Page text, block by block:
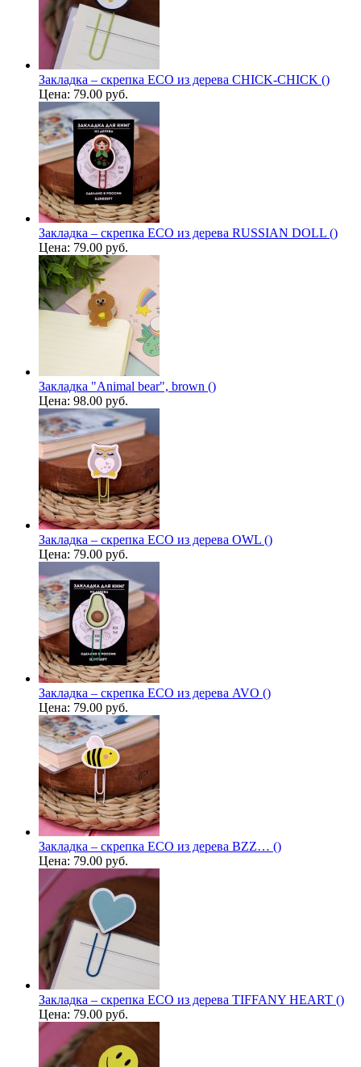
Закладка – скрепка ECO из дерева CHICK-CHICK ()
Цена: 79.00 руб.
Закладка – скрепка ECO из дерева RUSSIAN DOLL ()
Цена: 79.00 руб.
Закладка "Animal bear", brown ()
Цена: 98.00 руб.
Закладка – скрепка ECO из дерева OWL ()
Цена: 79.00 руб.
Закладка – скрепка ECO из дерева AVO ()
Цена: 79.00 руб.
Закладка – скрепка ECO из дерева BZZ… ()
Цена: 79.00 руб.
Закладка – скрепка ECO из дерева TIFFANY HEART ()
Цена: 79.00 руб.